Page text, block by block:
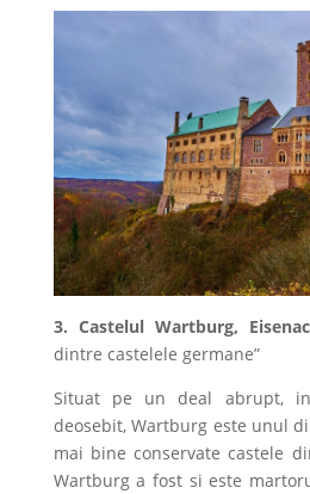
3. Castelul Wartburg,
dintre castelele germane”
Situat pe un deal abrupt,
deosebit, Wartburg este unul
mai bine conservate castele
Wartburg a fost si este